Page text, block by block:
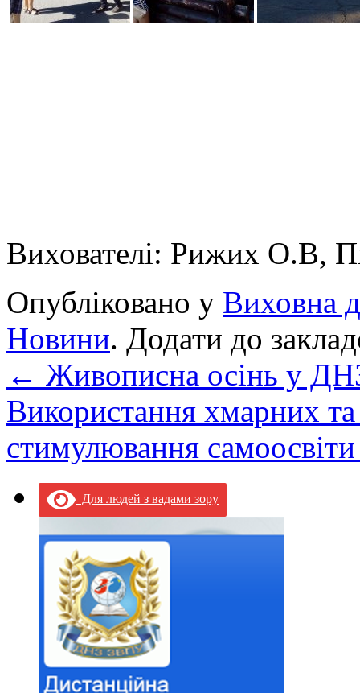
Вихователі: Рижих О.В,
Опубліковано у Виховна
Новини. Додати до
← Живописна осінь у
Використання хмарних та
стимулювання
Для людей з вадами зору